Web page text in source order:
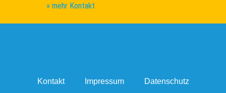
» mehr Kontakt
Kontakt Impressum Datenschutz